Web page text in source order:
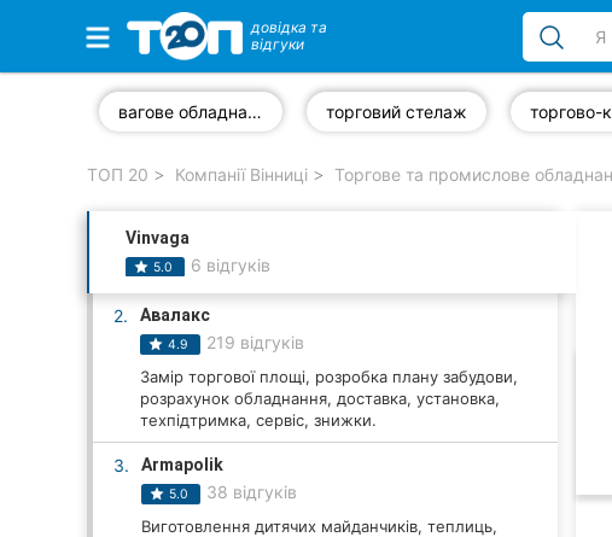
Обрані компанії
Стоматології
Ветеринарні клініки
Приватні клініки
Ресторани
Всі рубрики
довідка та
відгуки
вагове обладнання торговий стелаж
ТОП 20 Компанії Вінниці Торгове та промислове
Vinvaga
5.0 6 відгуків
2. Авалакс
4.9 219 відгуків
Замір торгової площі, розробка плану забудови,
розрахунок обладнання, доставка, установка,
техпідтримка, сервіс, знижки.
3. Аrmapolik
5.0 38 відгуків
Виготовлення дитячих майданчиків, теплиць,